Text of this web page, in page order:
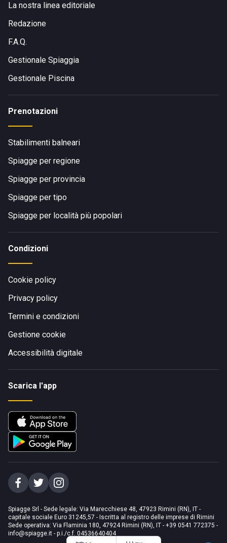
La nostra linea editoriale
Redazione
F.A.Q.
Gestionale Spiaggia
Gestionale Piscina
Prenotazioni
Stabilimenti balneari
Spiagge per regione
Spiagge per provincia
Spiagge per tipo
Spiagge per località più popolari
Condizioni
Cookie policy
Privacy policy
Termini e condizioni
Gestione cookie
Accessibilità digitale
Scarica l'app
Spiagge Srl - Sede legale: Via Marecchiese 48, 47923 Rimini (RN), IT -
capitale sociale Euro 31245,57 - Iscritta al registro delle imprese di Rimini
Sede operativa: Via Flaminia 180, 47924 Rimini (RN), IT - +39 0541 772375 -
info@spiagge.it - p.i./c.f. 04536640404